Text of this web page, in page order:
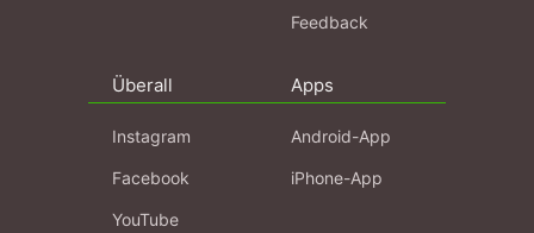
Feedback
Überall
Instagram
Facebook
YouTube
Apps
Android-App
iPhone-App